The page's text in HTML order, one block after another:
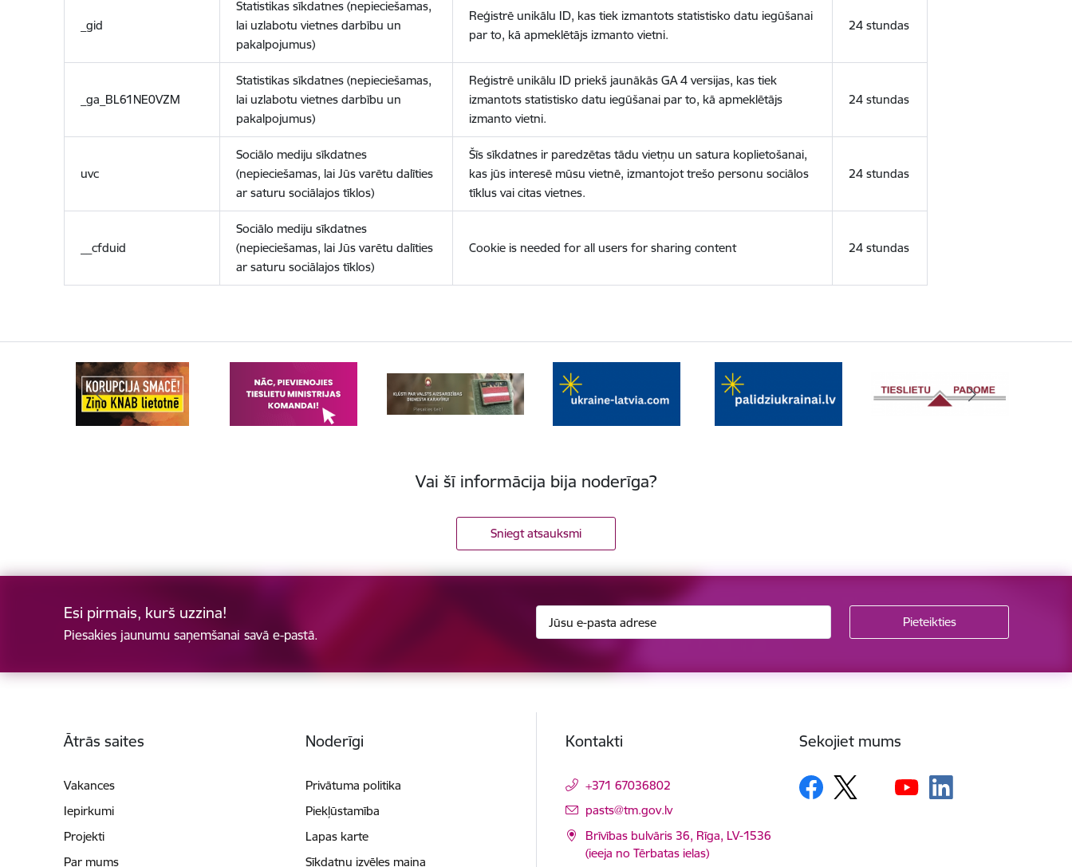
_gid
Statistikas sīkdatnes (nepieciešamas,
lai uzlabotu vietnes darbību un
pakalpojumus)
Reģistrē unikālu ID, kas tiek izmantots statistisko datu iegūšanai
par to, kā apmeklētājs izmanto vietni.
24 stundas
_ga_BL61NE0VZM
Statistikas sīkdatnes (nepieciešamas,
lai uzlabotu vietnes darbību un
pakalpojumus)
Reģistrē unikālu ID priekš jaunākās GA 4 versijas, kas tiek
izmantots statistisko datu iegūšanai par to, kā apmeklētājs
izmanto vietni.
24 stundas
uvc
Sociālo mediju sīkdatnes
(nepieciešamas, lai Jūs varētu dalīties
ar saturu sociālajos tīklos)
Šīs sīkdatnes ir paredzētas tādu vietņu un satura koplietošanai,
kas jūs interesē mūsu vietnē, izmantojot trešo personu sociālos
tīklus vai citas vietnes.
24 stundas
__cfduid
Sociālo mediju sīkdatnes
(nepieciešamas, lai Jūs varētu dalīties
ar saturu sociālajos tīklos)
Cookie is needed for all users for sharing content 24 stundas
Vai šī informācija bija noderīga?
Sniegt atsauksmi
Esi pirmais, kurš uzzina!
Piesakies jaunumu saņemšanai savā e-pastā.
Ātrās saites
Vakances
Iepirkumi
Projekti
Par mums
Noderīgi
Privātuma politika
Piekļūstamība
Lapas karte
Sīkdatņu izvēles maiņa
Kontakti
+371 67036802
E-pasts:
pasts@tm.gov.lv
Brīvības bulvāris 36, Rīga, LV-1536
(ieeja no Tērbatas ielas)
Sekojiet mums